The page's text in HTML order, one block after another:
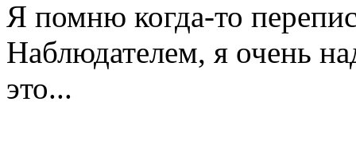
Я помню когда-то
Наблюдателем, я очень
это...